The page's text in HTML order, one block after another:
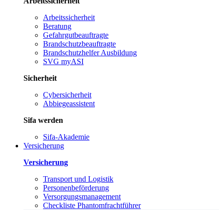
Arbeitssicherheit
Beratung
Gefahrgutbeauftragte
Brandschutzbeauftragte
Brandschutzhelfer Ausbildung
SVG myASI
Sicherheit
Cybersicherheit
Abbiegeassistent
Sifa werden
Sifa-Akademie
Versicherung
Versicherung
Transport und Logistik
Personenbeförderung
Versorgungsmanagement
Checkliste Phantomfrachtführer